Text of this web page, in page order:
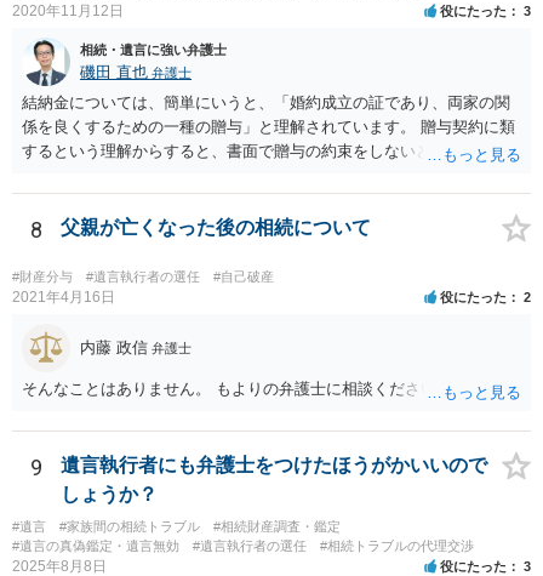
2020年11月12日 役にたった 3
相続・遺言に強い弁護士
磯田 直也 弁護士
結納金については、簡単にいうと、「婚約成立の証であり、両家の関
係を良くするための一種の贈与」と理解されています。 贈与契約に類
するという理解からすると、書面で贈与の約束をしないと相手方は支
ことは困難です。 くれぐれも今後お気をつけください。 弁護士に対応
を依頼されるのも悪くはありませんが、感情的な理由が強いと思いま
8 父親が亡くなった後の相続について
#財産分与 #遺言執行者の選任 #自己破産
2021年4月16日 役にたった 2
内藤 政信 弁護士
そんなことはありません。 もよりの弁護士に相談ください。
9
遺言執行者にも弁護士をつけたほうがかいいので
しょうか？
#遺言 #家族間の相続トラブル
#相続財産調査・鑑定
#遺言の真偽鑑定・遺言無効
#遺言執行者の選任 #相続トラブルの代理交渉
2025年8月8日 役にたった 3